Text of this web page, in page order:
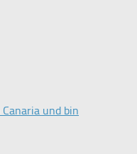
und bin